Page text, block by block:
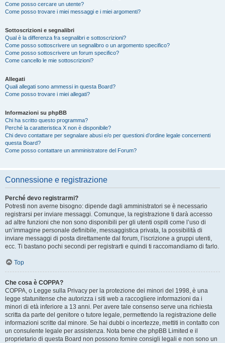
Come posso cercare un utente?
Come posso trovare i miei messaggi e i miei argomenti?
Sottoscrizioni e segnalibri
Qual è la differenza fra segnalibri e sottoscrizioni?
Come posso sottoscrivere un segnalibro o un argomento specifico?
Come posso sottoscrivere un forum specifico?
Come cancello le mie sottoscrizioni?
Allegati
Quali allegati sono ammessi in questa Board?
Come posso trovare i miei allegati?
Informazioni su phpBB
Chi ha scritto questo programma?
Perché la caratteristica X non è disponibile?
Chi devo contattare per segnalare abusi e/o per questioni d’ordine legale concernenti
questa Board?
Come posso contattare un amministratore del Forum?
Connessione e registrazione
Perché devo registrarmi?
Potresti non averne bisogno: dipende dagli amministratori se è necessario
registrarsi per inviare messaggi. Comunque, la registrazione ti darà accesso
ad altre funzioni che non sono disponibili per gli utenti ospiti come l’uso di
un’immagine personale definibile, messaggistica privata, la possibilità di
inviare messaggi di posta direttamente dal forum, l’iscrizione a gruppi utenti,
ecc. Ti bastano pochi secondi per registrarti e quindi ti raccomandiamo di farlo.
Top
Che cosa è COPPA?
COPPA, o Legge sulla Privacy per la protezione dei minori del 1998, è una
legge statunitense che autorizza i siti web a raccogliere informazioni da i
minori di età inferiore a 13 anni. Per avere tale consenso serve una richiesta
scritta da parte del genitore o tutore legale, permettendo la registrazione delle
informazioni scritte dal minore. Se hai dubbi o incertezze, mettiti in contatto con
un consulente legale per assistenza. Nota bene che phpBB Limited e il
proprietario di questa Board non possono fornire consigli legali e non sono un